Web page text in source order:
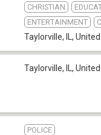
CHRISTIAN
ENTERTAINMENT
Taylorville, IL ,
Taylorville, IL ,
POLICE